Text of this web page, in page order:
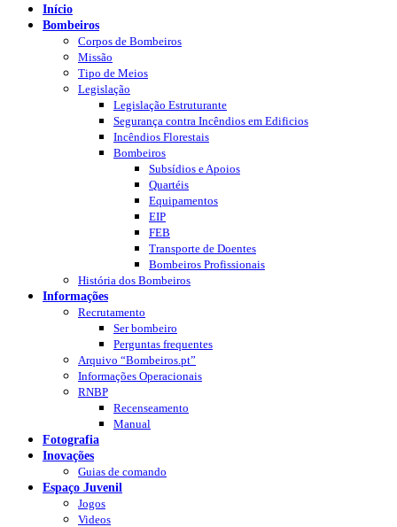
Início
Bombeiros
Corpos de Bombeiros
Missão
Tipo de Meios
Legislação
Legislação Estruturante
Segurança contra Incêndios em Edificios
Incêndios Florestais
Bombeiros
Subsídios e Apoios
Quartéis
Equipamentos
EIP
FEB
Transporte de Doentes
Bombeiros Profissionais
História dos Bombeiros
Informações
Recrutamento
Ser bombeiro
Perguntas frequentes
Arquivo “Bombeiros.pt”
Informações Operacionais
RNBP
Recenseamento
Manual
Fotografia
Inovações
Guias de comando
Espaço Juvenil
Jogos
Videos